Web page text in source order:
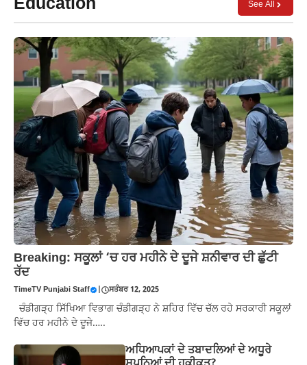
Education See All
Breaking: ਸਕੂਲਾਂ ‘ਚ ਹਰ ਮਹੀਨੇ ਦੇ ਦੂਜੇ ਸ਼ਨੀਵਾਰ ਦੀ ਛੁੱਟੀ
ਰੱਦ
TimeTV Punjabi Staff ਸਤੰਬਰ 12, 2025
ਚੰਡੀਗੜ੍ਹ ਸਿੱਖਿਆ ਵਿਭਾਗ ਚੰਡੀਗੜ੍ਹ ਨੇ ਸ਼ਹਿਰ ਵਿੱਚ ਚੱਲ ਰਹੇ ਸਰਕਾਰੀ ਸਕੂਲਾਂ
ਵਿੱਚ ਹਰ ਮਹੀਨੇ ਦੇ ਦੂਜੇ…..
ਅਧਿਆਪਕਾਂ ਦੇ ਤਬਾਦਲਿਆਂ ਦੇ ਅਧੂਰੇ